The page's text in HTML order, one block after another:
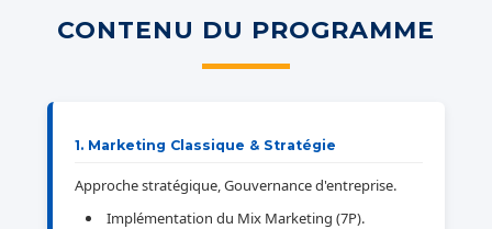
CONTENU DU PROGRAMME
1. Marketing Classique & Stratégie
Approche stratégique, Gouvernance d'entreprise.
Implémentation du Mix Marketing (7P).